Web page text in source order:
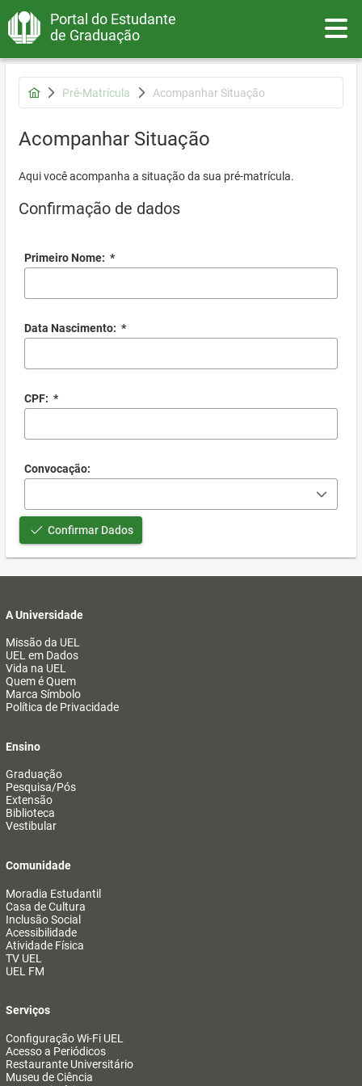
Portal do Estudante
de Graduação
Pré-Matrícula Acompanhar Situação
Acompanhar Situação
Aqui você acompanha a situação da sua pré-matrícula.
Confirmação de dados
Primeiro Nome: *
Data Nascimento: *
CPF: *
Convocação:
Confirmar Dados
A Universidade
Missão da UEL
UEL em Dados
Vida na UEL
Quem é Quem
Marca Símbolo
Política de Privacidade
Ensino
Graduação
Pesquisa/Pós
Extensão
Biblioteca
Vestibular
Comunidade
Moradia Estudantil
Casa de Cultura
Inclusão Social
Acessibilidade
Atividade Física
TV UEL
UEL FM
Serviços
Configuração Wi-Fi UEL
Acesso a Periódicos
Restaurante Universitário
Museu de Ciência